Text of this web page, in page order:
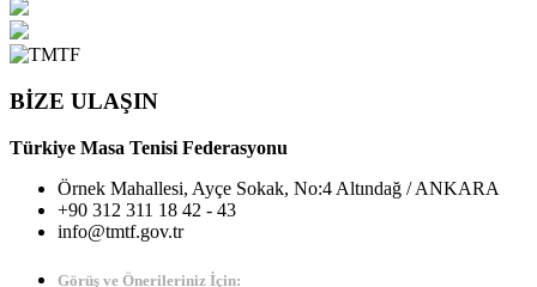
BİZE ULAŞIN
Türkiye Masa Tenisi Federasyonu
Örnek Mahallesi, Ayçe Sokak, No:4 Altındağ / ANKARA
+90 312 311 18 42 - 43
info@tmtf.gov.tr
Görüş ve Önerileriniz İçin: